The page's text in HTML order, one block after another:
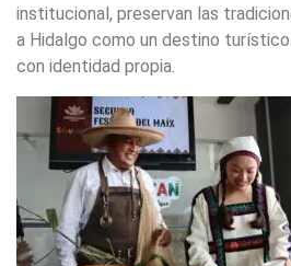
institucional, preservan las
a Hidalgo como un destino
con identidad propia.